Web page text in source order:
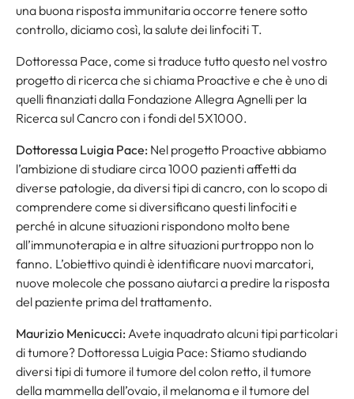
una buona risposta immunitaria occorre tenere sotto
controllo, diciamo così, la salute dei linfociti T.
Dottoressa Pace, come si traduce tutto questo nel vostro
progetto di ricerca che si chiama Proactive e che è uno di
quelli finanziati dalla Fondazione Allegra Agnelli per la
Ricerca sul Cancro con i fondi del 5X1000.
Dottoressa Luigia Pace: Nel progetto Proactive abbiamo
l’ambizione di studiare circa 1000 pazienti affetti da
diverse patologie, da diversi tipi di cancro, con lo scopo di
comprendere come si diversificano questi linfociti e
perché in alcune situazioni rispondono molto bene
all’immunoterapia e in altre situazioni purtroppo non lo
fanno. L’obiettivo quindi è identificare nuovi marcatori,
nuove molecole che possano aiutarci a predire la risposta
del paziente prima del trattamento.
Maurizio Menicucci: Avete inquadrato alcuni tipi particolari
di tumore? Dottoressa Luigia Pace: Stiamo studiando
diversi tipi di tumore il tumore del colon retto, il tumore
della mammella dell’ovaio, il melanoma e il tumore del